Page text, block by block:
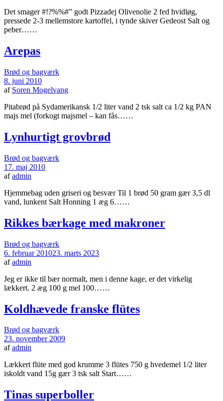
Det smager #!?%%#” godt Pizzadej Olivenolie 2 fed hvidløg,
pressede 2-3 mellemstore kartoffel, i tynde skiver Gedeost Salt og
peber……
Arepas
Brød og bagværk
8. juni 2010
af Soren Mogelvang
Pitabrød på Sydamerikansk 1/2 liter vand 2 tsk salt ca 1/2 kg PAN
majs mel (forkogt majsmel – kan fås……
Lynhurtigt grovbrød
Brød og bagværk
17. maj 2010
afadmin
Hjemmebag uden griseri og besvær Til 1 brød 50 gram gær 3,5 dl
vand, lunkent Salt Honning 1 æg 6……
Rikkes bærkage med makroner
Brød og bagværk
6. februar 201023. marts 2023
afadmin
Jeg er ikke til bær normalt, men i denne kage, er det virkelig
lækkert. 2 æg 100 g mel 100……
Koldhævede franske flütes
Brød og bagværk
23. november 2009
afadmin
Lækkert flüte med god krumme 3 flütes 750 g hvedemel 1/2 liter
iskoldt vand 15g gær 3 tsk salt Start……
Tinas superboller